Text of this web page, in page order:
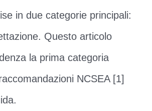
in due categorie principali:
Questo articolo
la prima categoria
NCSEA [1]